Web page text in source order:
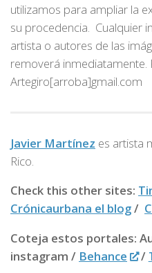
utilizamos para ampliar la
su procedencia. Cualquier
artista o autores de las
removerá inmediatamente.
Artegiro[arroba]gmail.com
Javier Martínez es artista
Rico.
Check this other sites:
Crónicaurbana el blog/
Coteja estos portales:
instagram / Behance /